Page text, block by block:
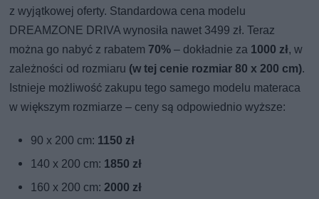
z wyjątkowej oferty. Standardowa cena modelu
DREAMZONE DRIVA wynosiła nawet 3499 zł. Teraz
można go nabyć z rabatem 70% – dokładnie za 1000 zł, w
zależności od rozmiaru (w tej cenie rozmiar 80 x 200 cm).
Istnieje możliwość zakupu tego samego modelu materaca
w większym rozmiarze – ceny są odpowiednio wyższe:
90 x 200 cm: 1150 zł
140 x 200 cm: 1850 zł
160 x 200 cm:2000 zł